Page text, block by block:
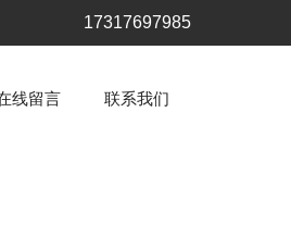
17317697985
线留言 联系我们